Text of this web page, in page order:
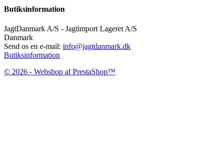
Butiksinformation
JagtDanmark A/S - Jagtimport Lageret A/S
Danmark
Send os en e-mail: info@jagtdanmark.dk
Butiksinformation
© 2026 - Webshop af PrestaShop™